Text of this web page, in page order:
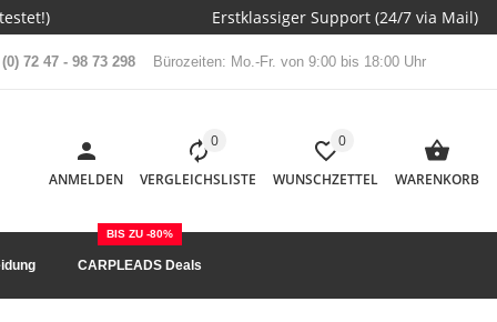
Erstklassiger Support (24/7 via Mail)
72 47 - 98 73 298 Bürozeiten: Mo.-Fr. von 9:00 bis 18:00 Uhr
ANMELDEN
0
VERGLEICHSLISTE
0
WUNSCHZETTEL WARENKORB
CARPLEADS Deals
BIS ZU -80%